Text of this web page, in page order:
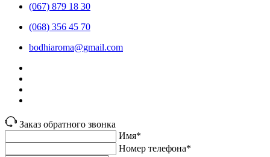
(067) 879 18 30
(068) 356 45 70
bodhiaroma@gmail.com
Заказ обратного звонка
Имя*
Номер телефона*